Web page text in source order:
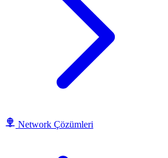
Network Çözümleri